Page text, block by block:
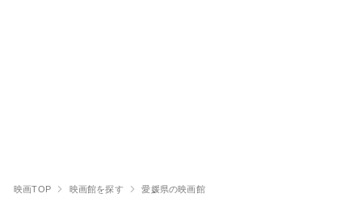
映画TOP 映画館を探す 愛媛県の映画館